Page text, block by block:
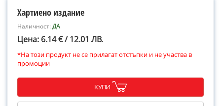
Хартиено издание
Наличност:ДА
Цена: 6.14 € / 12.01 ЛВ.
*На този продукт не се прилагат отстъпки и не участва в
промоции
КУПИ